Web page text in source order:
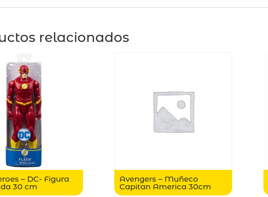
relacionados
– DC- Figura
30 cm
Avengers – Muñeco
Capitan America 30cm